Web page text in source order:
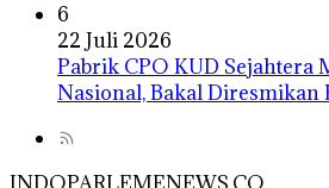
6
22 Juli 2026
Pabrik CPO KUD Sejahtera
Nasional, Bakal Diresmikan